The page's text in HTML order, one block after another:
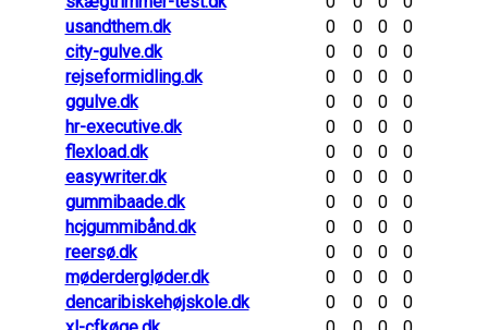
usandthem.dk
0 0 0
0
city-gulve.dk
0 0 0
0
rejseformidling.dk
0 0 0
0
ggulve.dk
0 0 0
0
hr-executive.dk
0 0 0
0
flexload.dk
0 0 0
0
easywriter.dk
0 0 0
0
gummibaade.dk
0 0 0
0
hcjgummibånd.dk
0 0 0
0
reersø.dk
0 0 0
0
møderdergløder.dk
0 0 0
0
dencaribiskehøjskole.dk
0 0 0
0